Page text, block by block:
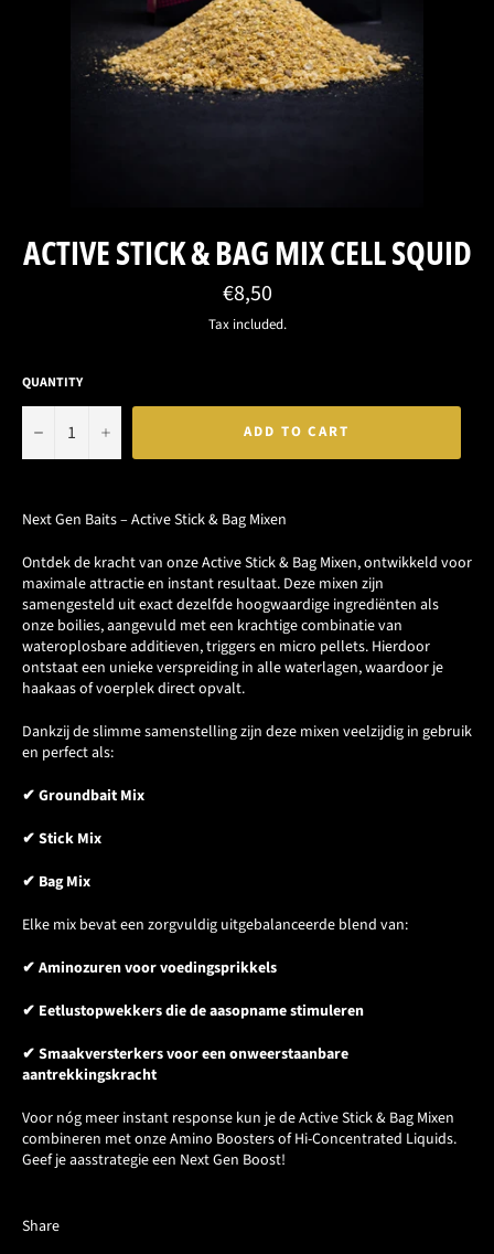
ACTIVE STICK & BAG MIX CELL SQUID
Regular
price
€8,50
Tax included.
QUANTITY
− + ADD TO CART
Next Gen Baits – Active Stick & Bag Mixen
Ontdek de kracht van onze Active Stick & Bag Mixen, ontwikkeld voor
maximale attractie en instant resultaat. Deze mixen zijn
samengesteld uit exact dezelfde hoogwaardige ingrediënten als
onze boilies, aangevuld met een krachtige combinatie van
wateroplosbare additieven, triggers en micro pellets. Hierdoor
ontstaat een unieke verspreiding in alle waterlagen, waardoor je
haakaas of voerplek direct opvalt.
Dankzij de slimme samenstelling zijn deze mixen veelzijdig in gebruik
en perfect als:
✔ Groundbait Mix
✔ Stick Mix
✔ Bag Mix
Elke mix bevat een zorgvuldig uitgebalanceerde blend van:
✔ Aminozuren voor voedingsprikkels
✔ Eetlustopwekkers die de aasopname stimuleren
✔ Smaakversterkers voor een onweerstaanbare
aantrekkingskracht
Voor nóg meer instant response kun je de Active Stick & Bag Mixen
combineren met onze Amino Boosters of Hi-Concentrated Liquids.
Geef je aasstrategie een Next Gen Boost!
Share